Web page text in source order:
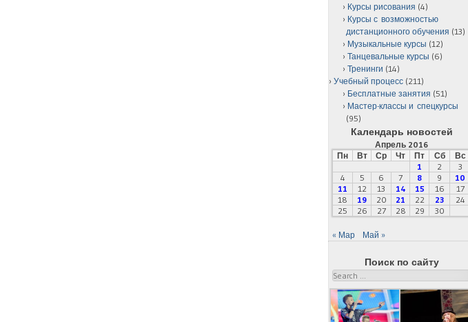
Курсы рисования (4)
Курсы с возможностью
дистанционного обучения (13)
Музыкальные курсы (12)
Танцевальные курсы (6)
Тренинги (14)
Учебный процесс (211)
Бесплатные занятия (51)
Мастер-классы и спецкурсы
(95)
Календарь новостей
Апрель 2016
Пн
Вт Ср Чт Пт Сб
Вс
1
2
3
4
5 6 7 8 9
10
11
12 13 14 15 16
17
18
19 20 21 22 23
24
25
26 27 28 29 30
« Мар Май »
Поиск по сайту
Search